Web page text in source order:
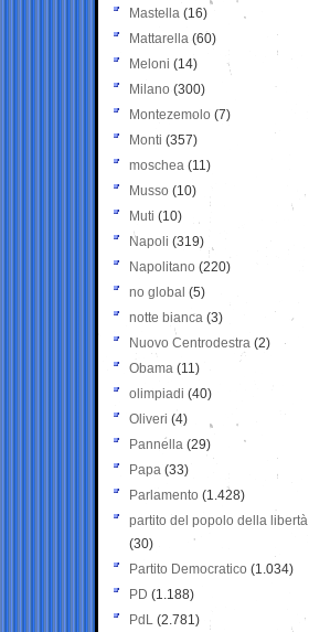
Mastella (16)
Mattarella (60)
Meloni (14)
Milano (300)
Montezemolo (7)
Monti (357)
moschea (11)
Musso (10)
Muti (10)
Napoli (319)
Napolitano (220)
no global (5)
notte bianca (3)
Nuovo Centrodestra (2)
Obama (11)
olimpiadi (40)
Oliveri (4)
Pannella (29)
Papa (33)
Parlamento (1.428)
partito del popolo della libertà
(30)
Partito Democratico (1.034)
PD (1.188)
PdL (2.781)